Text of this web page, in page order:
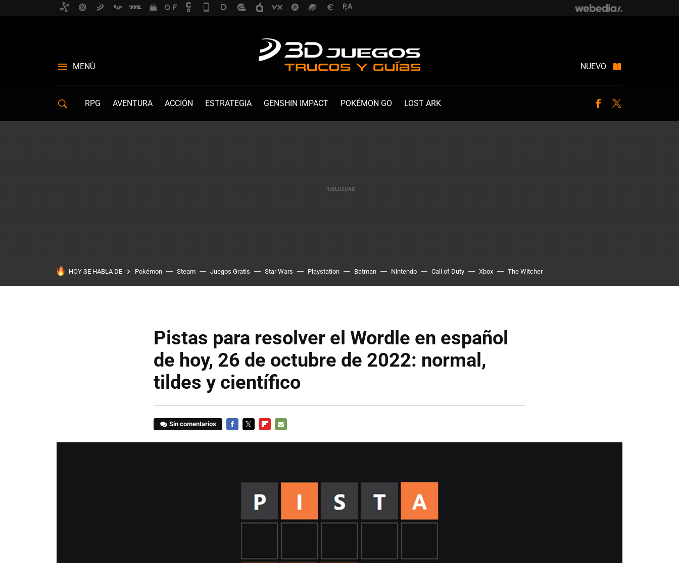
MENÚ NUEVO
RPG AVENTURA ACCIÓN ESTRATEGIA GENSHIN IMPACT POKÉMON GO LOST ARK Facebook
HOY SE HABLA DE Pokémon Steam Juegos Gratis Star Wars Playstation Batman Nintendo Call of Duty Xbox The Witcher
Pistas para resolver el Wordle en español
de hoy, 26 de octubre de 2022: normal,
tildes y científico
Sin comentarios